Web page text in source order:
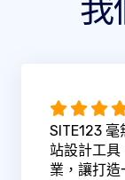
我
SITE123
站設計工
業，讓打